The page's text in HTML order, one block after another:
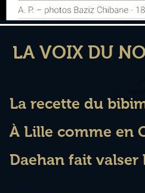
LA VOIX DU
La recette du
À Lille comme en
Daehan fait valser